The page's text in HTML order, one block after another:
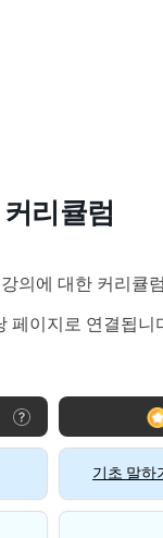
리큘럼
의에 대한 커리큘
페이지로 연결됩니
기초 말하